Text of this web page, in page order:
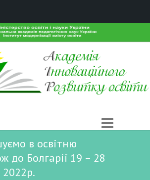
в освітню
до Болгарії 19 – 28